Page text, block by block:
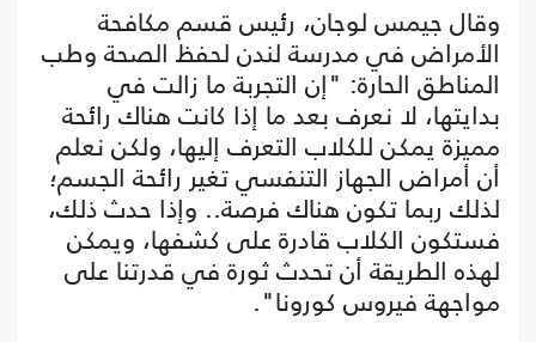
وقال جيمس لوجان، رئيس قسم مكافحة
الأمراض في مدرسة لندن لحفظ الصحة وطب
المناطق الحارة: "إن التجربة ما زالت في
بدايتها، لا نعرف بعد ما إذا كانت هناك رائحة
مميزة يمكن للكلاب التعرف إليها، ولكن نعلم
أن أمراض الجهاز التنفسي تغير رائحة الجسم؛
لذلك ربما تكون هناك فرصة.. وإذا حدث ذلك،
فستكون الكلاب قادرة على كشفها، ويمكن
لهذه الطريقة أن تحدث ثورة في قدرتنا على
مواجهة فيروس كورونا".